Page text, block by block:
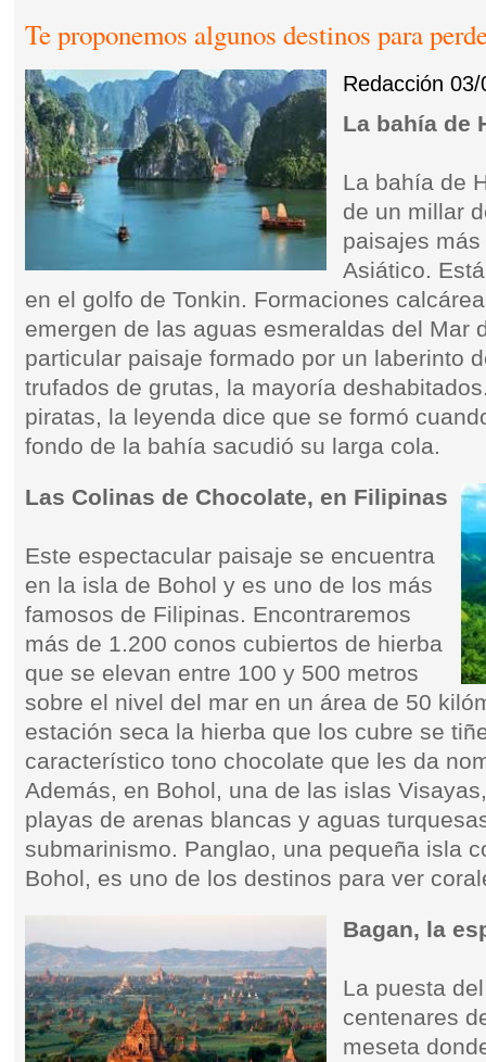
Te proponemos algunos destinos para
Redacción 03/
La bahía de
La bahía de
de un millar
paisajes
Asiático.
en el golfo de Tonkin. Formaciones
emergen de las aguas esmeraldas del Mar
particular paisaje formado por un laberinto
trufados de grutas, la mayoría
piratas, la leyenda dice que se formó
fondo de la bahía sacudió su larga cola.
Las Colinas de Chocolate, en Filipinas
Este espectacular paisaje se encuentra
en la isla de Bohol y es uno de los más
famosos de Filipinas. Encontraremos
más de 1.200 conos cubiertos de hierba
que se elevan entre 100 y 500 metros
sobre el nivel del mar en un área de 50
estación seca la hierba que los cubre se
característico tono chocolate que les da
Además, en Bohol, una de las islas
playas de arenas blancas y aguas
submarinismo. Panglao, una pequeña isla
Bohol, es uno de los destinos para ver
Bagan, la
La puesta
centenares
meseta